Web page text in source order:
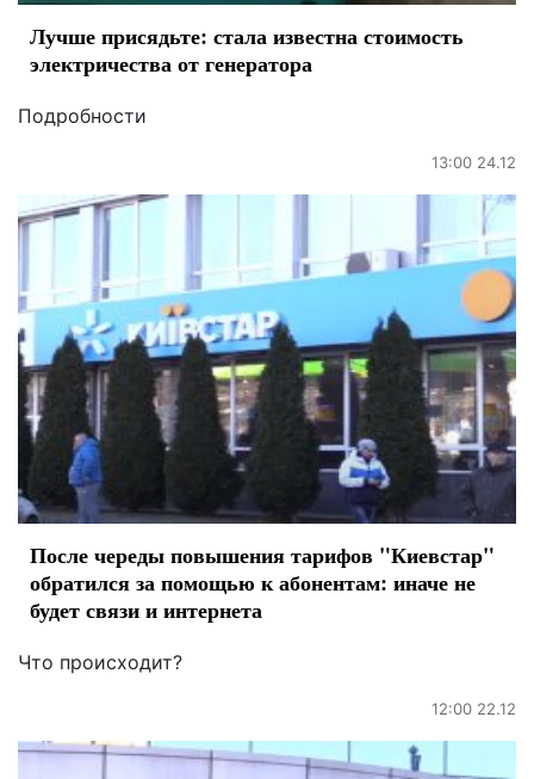
Лучше присядьте: стала известна стоимость
электричества от генератора
Подробности
13:00 24.12
После череды повышения тарифов "Киевстар"
обратился за помощью к абонентам: иначе не
будет связи и интернета
Что происходит?
12:00 22.12